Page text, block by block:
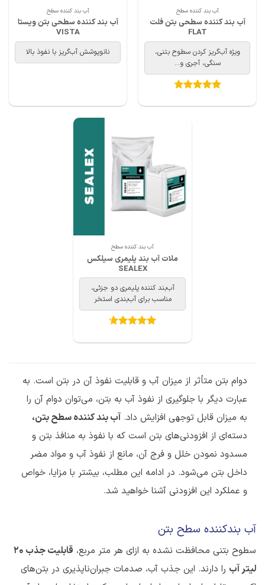
آب بند کننده سطح
آب بند کننده سطحی بتن فلت
FLAT
ویژه آب‌گریز کردن سطوح بتنی،
سنگی، آجری و...
از 5
آب بند کننده سطح
آب بند کننده سطحی بتن ویستا
VISTA
نانوپوشش آب‌گریز با نفوذ بالا
آب بند کننده سطح
ملات آب بند پلیمری سیلکس
SEALEX
آب‌بند کننده پلیمری دو جزئی،
مناسب برای آب‌بندی استخر
از 5
دوام بتن متأثر از میزان آب و قابلیت نفوذ آن در بتن است. به
عبارت دیگر با جلوگیری از نفوذ آب به بتن، می‌توان دوام آن را
به میزان قابل توجهی افزایش داد. آب بند کننده سطح بتن،
دسته‌ای از افزودنی‌های بتن است که با نفوذ به منافذ بتن و
مسدود نمودن خلل و فرج آن، مانع از نفوذ آب و مواد مضر
داخل بتن می‌شود. در ادامه این مطلب، بیشتر با مزایا، خواص
و عملکرد این افزودنی آشنا خواهید شد.
آب بندکننده سطح بتن
سطوح بتنی محافظت نشده به ازای هر متر مربع،
قابلیت جذب 20
لیتر آب را دارند. این جذب آب، صدمات جبران‌ناپذیری در بتن‌های